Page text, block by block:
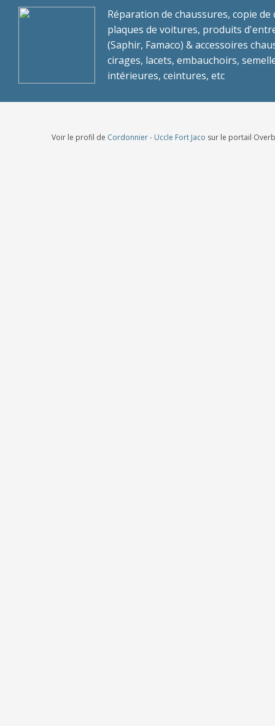
Réparation de chaussures, copie de
plaques de voitures, produits
(Saphir, Famaco) & accessoires
cirages, lacets, embauchoirs,
intérieures, ceintures, etc
Voir le profil de Cordonnier - Uccle Fort Jaco sur le portail